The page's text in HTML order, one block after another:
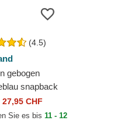
(4.5)
gebogen
snapback
York Yankees
47 Brand
27,95 CHF
Sie es bis11 - 12